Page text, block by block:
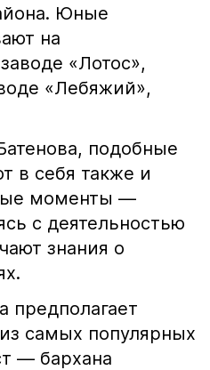
Юные
на
«Лотос»,
«Лебяжий»,
подобные
в себя также и
моменты —
с деятельностью
знания о
предполагает
самых популярных
— бархана